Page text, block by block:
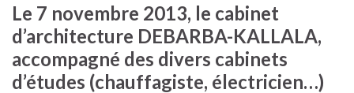
Le 7 novembre 2013, le cabinet
d’architecture DEBARBA-KALLALA,
accompagné des divers cabinets
d’études (chauffagiste, électricien…)